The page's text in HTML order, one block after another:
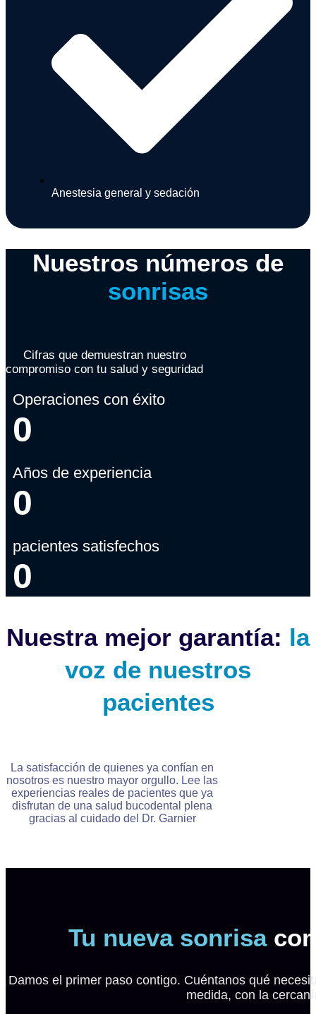
Anestesia general y sedación
Nuestros números de
sonrisas
Cifras que demuestran nuestro
compromiso con tu salud y seguridad
Operaciones con éxito
0
Años de experiencia
0
pacientes satisfechos
0
Nuestra mejor garantía: la
voz de nuestros
pacientes
La satisfacción de quienes ya confían en
nosotros es nuestro mayor orgullo. Lee las
experiencias reales de pacientes que ya
disfrutan de una salud bucodental plena
gracias al cuidado del Dr. Garnier
Tu nueva sonrisa
Damos el primer paso contigo. Cuéntanos qué
medida, con la